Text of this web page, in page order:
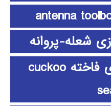
شعله-پروانه
الگوریتم جستجوی فاخته cuckoo